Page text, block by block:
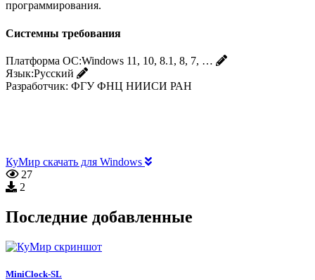
программирования.
Системны требования
Платформа ОС:Windows 11, 10, 8.1, 8, 7, …
Язык:Русский
Разработчик: ФГУ ФНЦ НИИСИ РАН
КуМир скачать для Windows
27
2
Последние добавленные
MiniClock-SL